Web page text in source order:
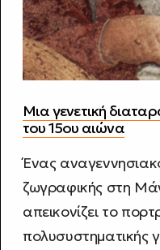
Μια γενετική
του 15ου αιώνα
Ένας
ζωγραφικής στη
απεικονίζει το
πολυσυστηματικής